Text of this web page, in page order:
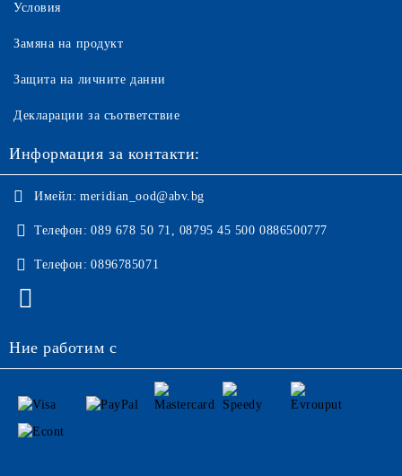
Условия
Замяна на продукт
Защита на личните данни
Декларации за съответствие
Информация за контакти:
Имейл: meridian_ood@abv.bg
Телефон: 089 678 50 71, 08795 45 500 0886500777
Телефон: 0896785071
Ние работим с